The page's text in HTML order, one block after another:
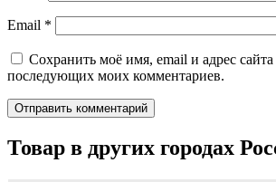
Email *
Сохранить моё имя, email и адрес сайта
последующих моих комментариев.
Товар в других городах